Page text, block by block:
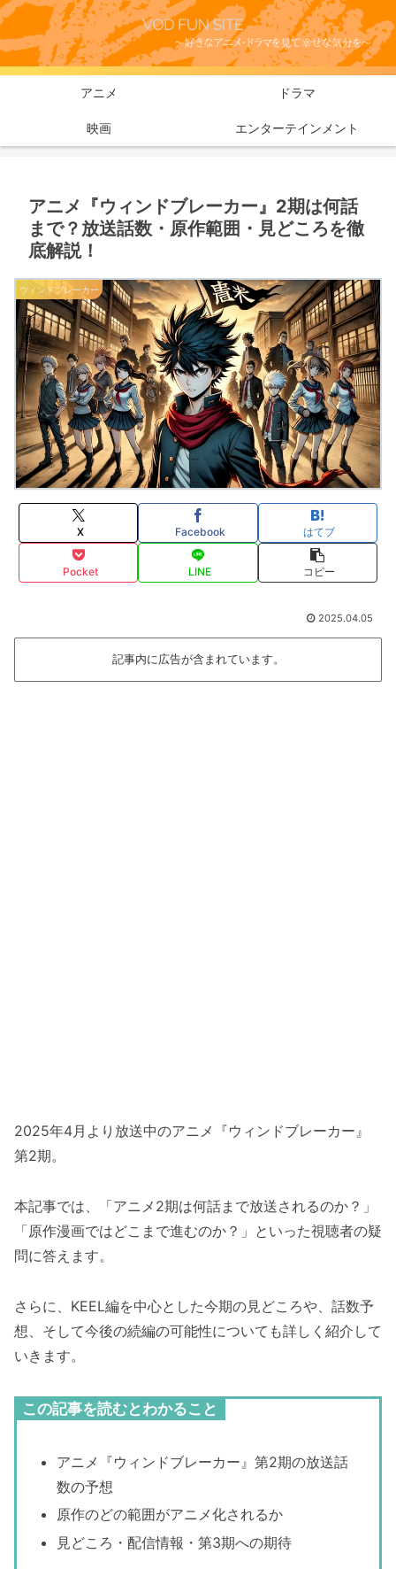
アニメ ドラマ
映画 エンターテインメント
アニメ『ウィンドブレーカー』2期は何話
まで？放送話数・原作範囲・見どころを徹
底解説！
ウィンドブレーカー
X Facebook はてブ
Pocket LINE コピー
2025.04.05
記事内に広告が含まれています。
2025年4月より放送中のアニメ『ウィンドブレーカー』
第2期。
本記事では、「アニメ2期は何話まで放送されるのか？」
「原作漫画ではどこまで進むのか？」といった視聴者の疑
問に答えます。
さらに、KEEL編を中心とした今期の見どころや、話数予
想、そして今後の続編の可能性についても詳しく紹介して
いきます。
この記事を読むとわかること
アニメ『ウィンドブレーカー』第2期の放送話
数の予想
原作のどの範囲がアニメ化されるか
見どころ・配信情報・第3期への期待